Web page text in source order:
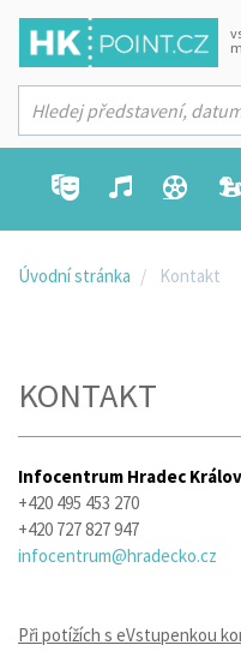
Úvodní stránka Kontakt
KONTAKT
Infocentrum Hradec
+420 495 453 270
+420 727 827 947
infocentrum@hradecko.cz
Při potížích s eVstupenkou